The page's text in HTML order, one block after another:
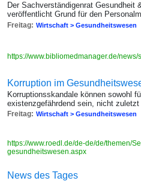
Der Sachverständigenrat
veröffentlicht Grund für den
Freitag: Wirtschaft > Gesundheitswesen
https://www.bibliomedmanager.de/
Korruption im
Korruptionsskandale können sowohl
existenzgefährdend sein, nicht
Freitag: Wirtschaft > Gesundheitswesen
https://www.roedl.de/de-de/de/themen/
gesundheitswesen.aspx
News des Tages